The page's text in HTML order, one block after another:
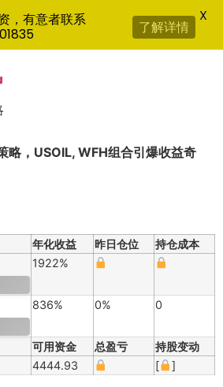
略，USOIL, WFH组合引爆收益奇
年化收益 昨日仓位 持仓成本
1922%
836% 0% 0
可用资金 总盈亏
持股变动
4444.93 [ ]
，有意者联系
了解详情
X